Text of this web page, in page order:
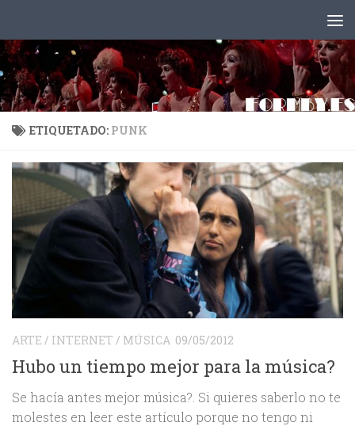
ETIQUETADO: PUNK
ARTE / INTERNET / MÚSICA 09/05/2012
Hubo un tiempo mejor para la música?
Se hacía antes mejor música?. Si quieres saberlo no te
molestes en leer este artículo porque no tengo ni